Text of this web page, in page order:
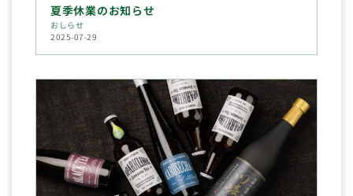
夏季休業のお知らせ
おしらせ
2025-07-29